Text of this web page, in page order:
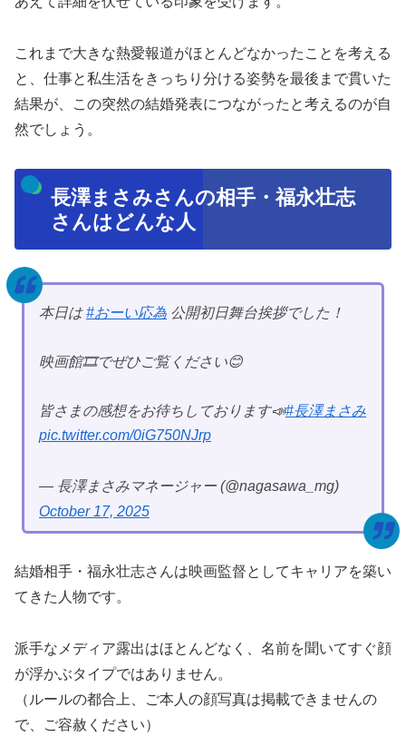
これまで大きな熱愛報道がほとんどなかったことを考える
と、仕事と私生活をきっちり分ける姿勢を最後まで貫いた
結果が、この突然の結婚発表につながったと考えるのが自
然でしょう。
長澤まさみさんの相手・福永壮志
さんはどんな人
本日は#おーい応為 公開初日舞台挨拶でした！
映画館🎞️でぜひご覧ください😊
皆さまの感想をお待ちしております📣#長澤まさみ
pic.twitter.com/0iG750NJrp
— 長澤まさみマネージャー (@nagasawa_mg)
October 17, 2025
結婚相手・福永壮志さんは映画監督としてキャリアを築い
てきた人物です。
派手なメディア露出はほとんどなく、名前を聞いてすぐ顔
が浮かぶタイプではありません。
（ルールの都合上、ご本人の顔写真は掲載できませんの
で、ご容赦ください）